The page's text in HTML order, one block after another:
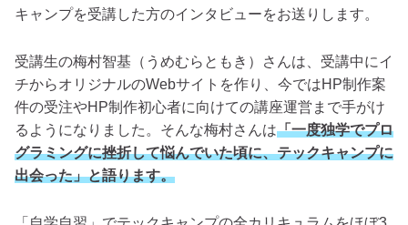
キャンプを受講した方のインタビューをお送りします。
受講生の梅村智基（うめむらともき）さんは、受講中にイ
チからオリジナルのWebサイトを作り、今ではHP制作案
件の受注やHP制作初心者に向けての講座運営まで手がけ
るようになりました。そんな梅村さんは「一度独学でプロ
グラミングに挫折して悩んでいた頃に、テックキャンプに
出会った」と語ります。